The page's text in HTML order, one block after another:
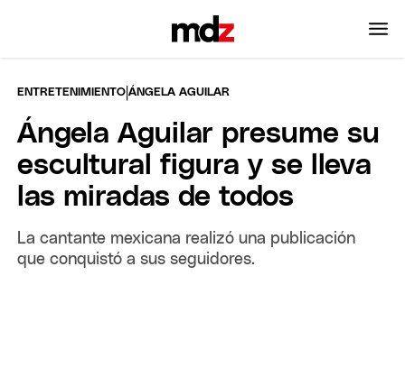
ENTRETENIMIENTO |ÁNGELA AGUILAR
Ángela Aguilar presume su
escultural figura y se lleva
las miradas de todos
La cantante mexicana realizó una publicación
que conquistó a sus seguidores.